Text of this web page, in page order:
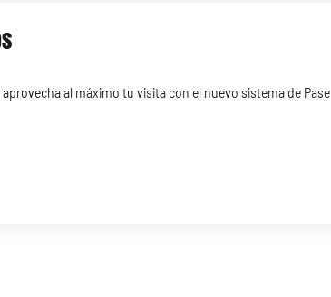
al máximo tu visita con el nuevo sistema de Pase